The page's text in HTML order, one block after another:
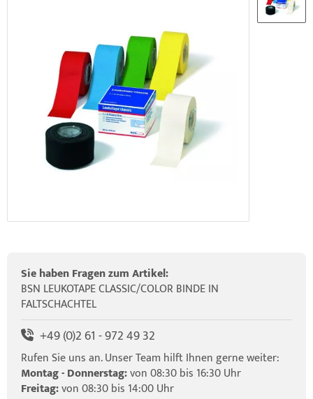
Sie haben Fragen zum Artikel:
BSN LEUKOTAPE CLASSIC/COLOR BINDE IN
FALTSCHACHTEL
+49 (0)2 61 - 972 49 32
Rufen Sie uns an. Unser Team hilft Ihnen gerne weiter:
Montag - Donnerstag:von 08:30 bis 16:30 Uhr
Freitag:von 08:30 bis 14:00 Uhr
Vintage Series
Elasko (NEU IM SORTIMENT)
& Zubehör
Trainingstische